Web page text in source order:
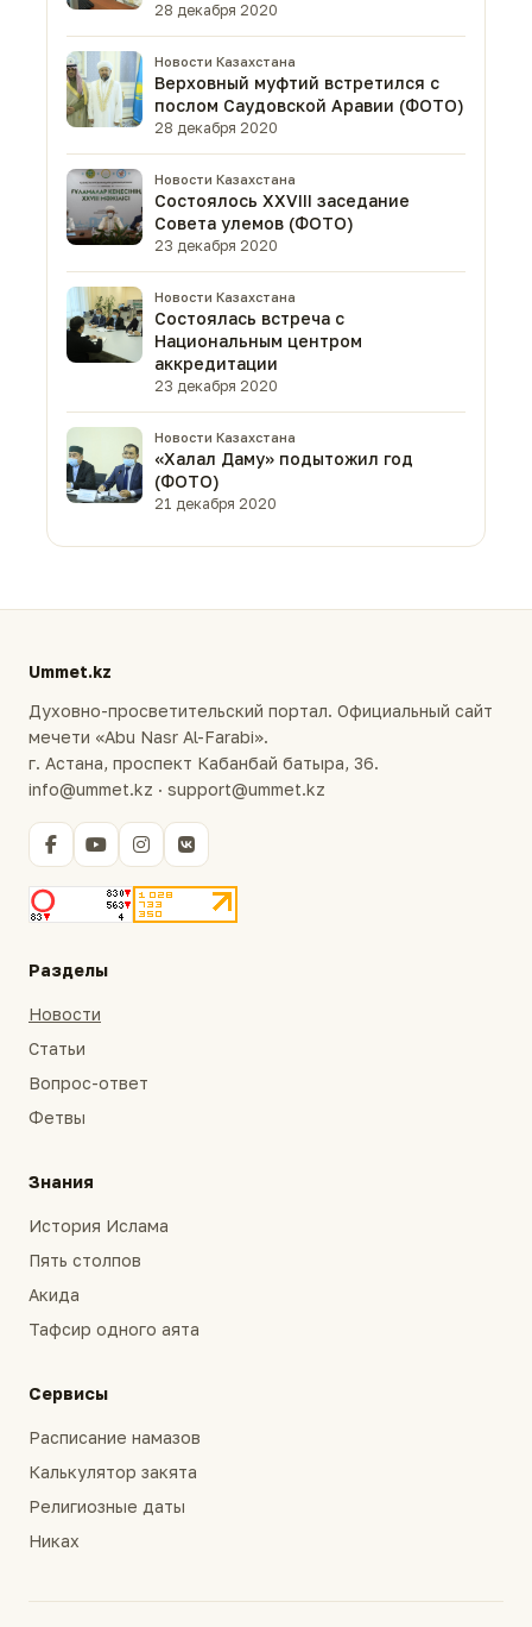
28 декабря 2020
Новости Казахстана
Верховный муфтий встретился с
послом Саудовской Аравии (ФОТО)
28 декабря 2020
Новости Казахстана
Состоялось XXVIII заседание
Совета улемов (ФОТО)
23 декабря 2020
Новости Казахстана
Состоялась встреча с
Национальным центром
аккредитации
23 декабря 2020
Новости Казахстана
«Халал Даму» подытожил год
(ФОТО)
21 декабря 2020
Ummet.kz
Духовно-просветительский портал. Официальный сайт
мечети «Abu Nasr Al-Farabi».
г. Астана, проспект Кабанбай батыра, 36.
info@ummet.kz · support@ummet.kz
Разделы
Новости
Статьи
Вопрос-ответ
Фетвы
Знания
История Ислама
Пять столпов
Акида
Тафсир одного аята
Сервисы
Расписание намазов
Калькулятор закята
Религиозные даты
Никах